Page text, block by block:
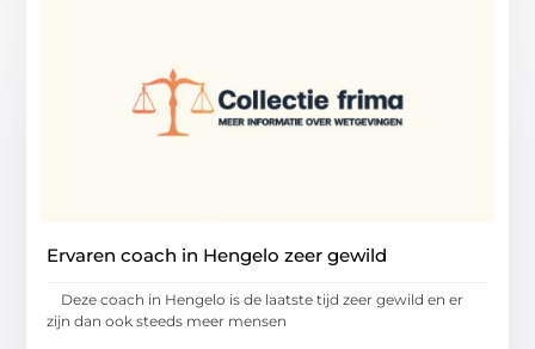
Ervaren coach in Hengelo zeer gewild
Deze coach in Hengelo is de laatste tijd zeer gewild en er
zijn dan ook steeds meer mensen